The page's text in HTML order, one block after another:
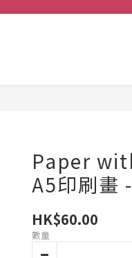
Paper
A5印刷畫
HK$60.00
數量